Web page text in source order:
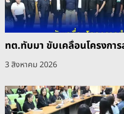
ทต.ทับมา ขับเคลื่อนโครงกา
3 สิงหาคม 2026